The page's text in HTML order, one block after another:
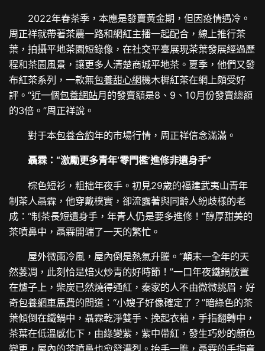
2022年春茶季，本應是發賣黃金期，但因疫情遇冷。
周正祥就帶著茶農一路和網紅主播一起配合，線上推行茶
葉，拍攝平地茶園短錄像，在社交平臺展現茶葉發展經過歷
程和茶園風景，讓更多人清楚商城平地茶。夏季，他們又發
布紅茶系列，一款無包養甜心網機木樨紅茶在網上頗受好
評。“近一個包養網站月的發賣額是8、9、10月份發賣總額
的3倍。”周正祥說。
對于本包養合約年的市場行情，周正祥信念滿滿。
聶霖：“激勵更多青年‘零門檻’進修非遺身手”
棕色短衫，粗拙年夜手。初見29歲的福建武夷山青年
制茶人聶霖，他穿戴樸實，卻流露著與同齡人紛歧樣的老
成：“制茶長短遺身手，年青人仍是要多進修！”醇厚甜美的
茶噴鼻中，聶霖開端了一天的繁忙。
屋外微雨冷風，屋內倒是熱氣升騰。“顛末一全年的天
然萎凋，此刻恰是焙火炒青的好時節！”一口年夜鐵鍋放置
在爐子上，柴炭已然燒得通紅，秦家的人不由微微挑眉，好
奇包養網車馬費的問道：“小嫂子好像確定了？”暗綠色的茶
葉傾倒在鐵鍋中，聶霖乾淨雙手、挽起衣袖，手指翻轉中，
茶葉在低溫感化下，由綠變紫，紫中帶紅，發生巧妙的顏色
變更，屋內的茶噴鼻也愈發濃烈。抬手一瞧，聶霖的手指竟